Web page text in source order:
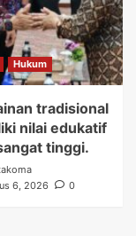
Hukum
tradisional
nilai edukatif
tinggi.
6, 2026
0